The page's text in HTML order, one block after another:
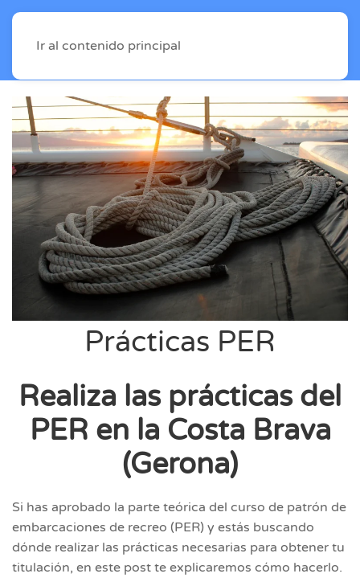
Ir al contenido principal
Prácticas PER
Realiza las prácticas del
PER en la Costa Brava
(Gerona)
Si has aprobado la parte teórica del curso de patrón de
embarcaciones de recreo (PER) y estás buscando
dónde realizar las prácticas necesarias para obtener tu
titulación, en este post te explicaremos cómo hacerlo.